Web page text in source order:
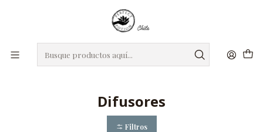
Regalos seleccionados para mamá
Inicio
Difusores
Filtros